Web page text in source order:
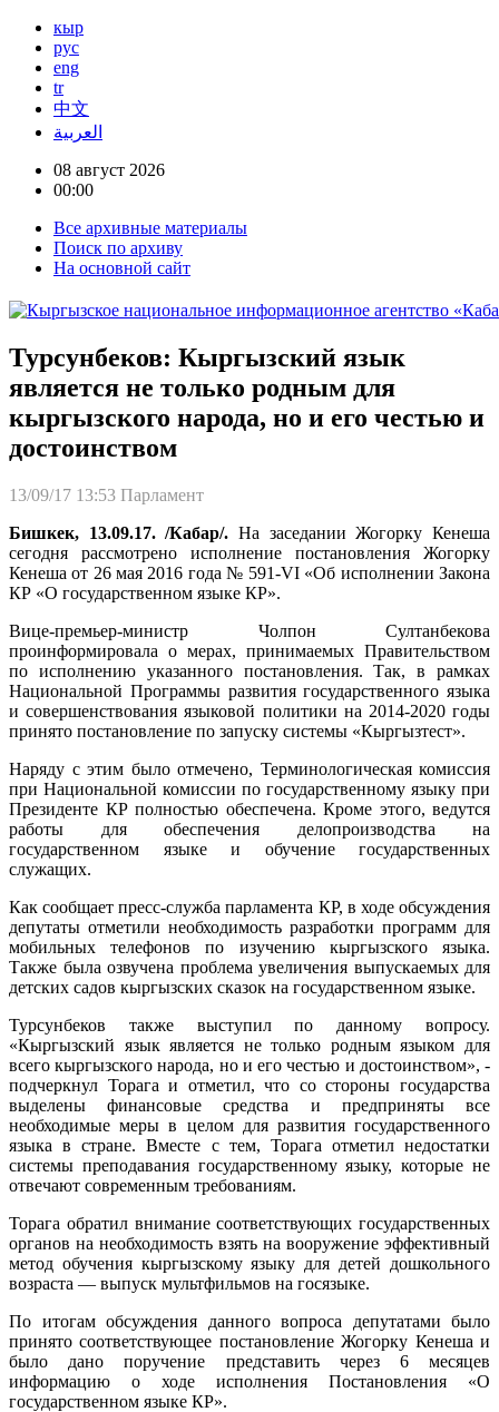
кыр
рус
eng
tr
中文
العربية
08 август 2026
00:00
Все архивные материалы
Поиск по архиву
На основной сайт
Турсунбеков: Кыргызский язык
является не только родным для
кыргызского народа, но и его честью и
достоинством
13/09/17 13:53 Парламент
Бишкек, 13.09.17. /Кабар/. На заседании Жогорку Кенеша
сегодня рассмотрено исполнение постановления Жогорку
Кенеша от 26 мая 2016 года № 591-VI «Об исполнении Закона
КР «О государственном языке КР».
Вице-премьер-министр Чолпон Султанбекова
проинформировала о мерах, принимаемых Правительством
по исполнению указанного постановления. Так, в рамках
Национальной Программы развития государственного языка
и совершенствования языковой политики на 2014-2020 годы
принято постановление по запуску системы «Кыргызтест».
Наряду с этим было отмечено, Терминологическая комиссия
при Национальной комиссии по государственному языку при
Президенте КР полностью обеспечена. Кроме этого, ведутся
работы для обеспечения делопроизводства на
государственном языке и обучение государственных
служащих.
Как сообщает пресс-служба парламента КР, в ходе обсуждения
депутаты отметили необходимость разработки программ для
мобильных телефонов по изучению кыргызского языка.
Также была озвучена проблема увеличения выпускаемых для
детских садов кыргызских сказок на государственном языке.
Турсунбеков также выступил по данному вопросу.
«Кыргызский язык является не только родным языком для
всего кыргызского народа, но и его честью и достоинством», -
подчеркнул Торага и отметил, что со стороны государства
выделены финансовые средства и предприняты все
необходимые меры в целом для развития государственного
языка в стране. Вместе с тем, Торага отметил недостатки
системы преподавания государственному языку, которые не
отвечают современным требованиям.
Торага обратил внимание соответствующих государственных
органов на необходимость взять на вооружение эффективный
метод обучения кыргызскому языку для детей дошкольного
возраста — выпуск мультфильмов на госязыке.
По итогам обсуждения данного вопроса депутатами было
принято соответствующее постановление Жогорку Кенеша и
было дано поручение представить через 6 месяцев
информацию о ходе исполнения Постановления «О
государственном языке КР».